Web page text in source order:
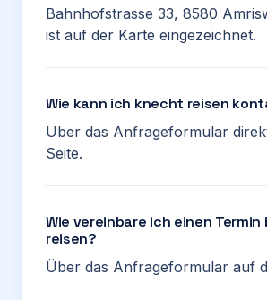
Bahnhofstrasse 33, 8580
ist auf der Karte eingezeichnet.
Wie kann ich knecht reisen
Über das Anfrageformular
Seite.
Wie vereinbare ich einen
reisen?
Über das Anfrageformular auf